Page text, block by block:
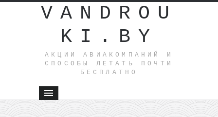
VANDROU
KI.BY
АКЦИИ АВИАКОМПАНИЙ И
СПОСОБЫ ЛЕТАТЬ ПОЧТИ
БЕСПЛАТНО